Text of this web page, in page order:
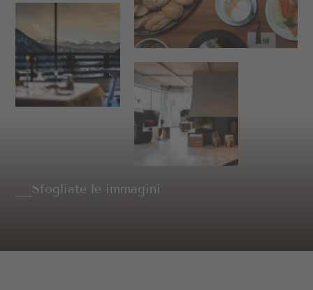
Sfogliate le immagini